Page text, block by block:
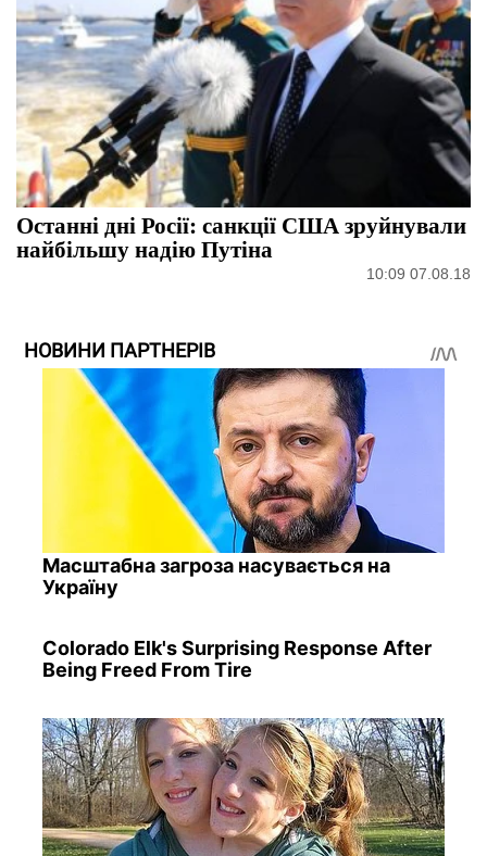
Останні дні Росії: санкції США зруйнували
найбільшу надію Путіна
10:09 07.08.18
НОВИНИ ПАРТНЕРІВ
Масштабна загроза насувається на
Україну
Colorado Elk's Surprising Response After
Being Freed From Tire